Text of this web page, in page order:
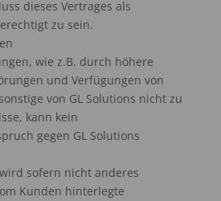
dieses Vertrages als
zu sein.
wie z.B. durch höhere
und Verfügungen von
von GL Solutions nicht zu
kann kein
gegen GL Solutions
sofern nicht anderes
Kunden hinterlegte